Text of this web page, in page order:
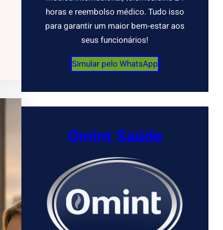
horas e reembolso médico. Tudo isso
para garantir um maior bem-estar aos
seus funcionários!
Simular pelo WhatsApp
Omint Saúde